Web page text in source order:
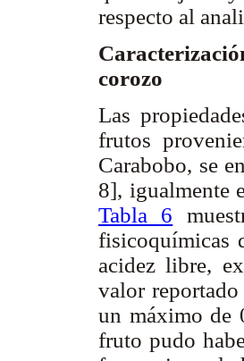
respecto al
corozo
Las
frutos
Carabobo, se
8], igualmente
Tabla 6
fisicoquímicas
acidez libre,
valor
un máximo de
fruto pudo